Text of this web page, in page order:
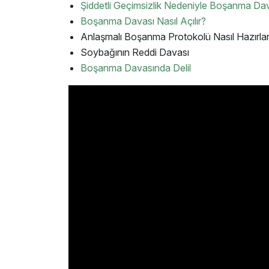
Şiddetli Geçimsizlik Nedeniyle Boşanma
Boşanma Davası Nasıl Açılır?
Anlaşmalı Boşanma Protokolü Nasıl
Soybağının Reddi Davası
Boşanma Davasında Delil